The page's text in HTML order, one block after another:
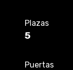
Plazas
5
Puertas